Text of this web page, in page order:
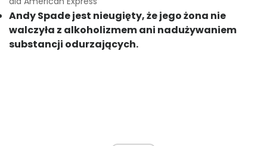
Andy Spade jest nieugięty, że jego żona nie
walczyła z alkoholizmem ani nadużywaniem
substancji odurzających.